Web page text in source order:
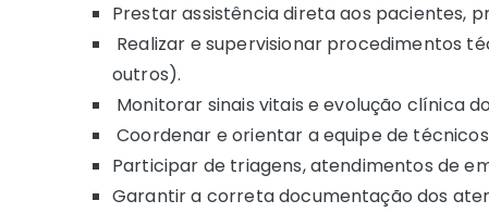
Prestar assistência direta aos pacientes,
Realizar e supervisionar procedimentos
outros).
Monitorar sinais vitais e evolução clínica
Coordenar e orientar a equipe de
Participar de triagens, atendimentos de
Garantir a correta documentação dos